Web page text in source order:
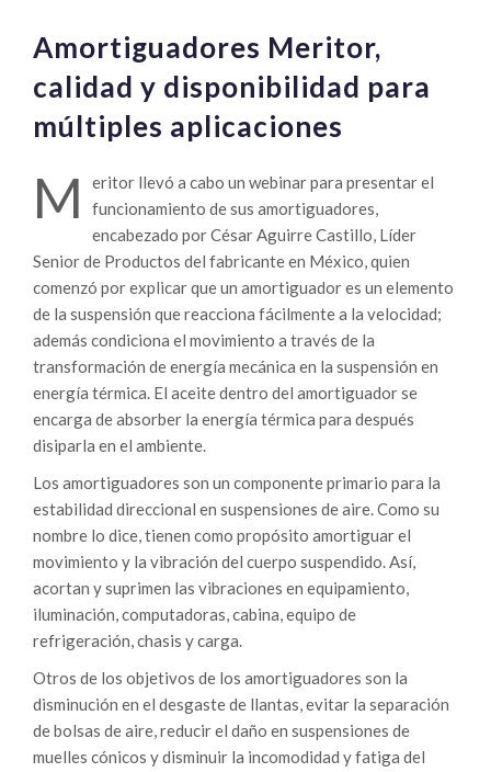
Amortiguadores Meritor,
calidad y disponibilidad para
múltiples aplicaciones
M
eritor llevó a cabo un webinar para presentar el
funcionamiento de sus amortiguadores,
encabezado por César Aguirre Castillo, Líder
Senior de Productos del fabricante en México, quien
comenzó por explicar que un amortiguador es un elemento
de la suspensión que reacciona fácilmente a la velocidad;
además condiciona el movimiento a través de la
transformación de energía mecánica en la suspensión en
energía térmica. El aceite dentro del amortiguador se
encarga de absorber la energía térmica para después
disiparla en el ambiente.
Los amortiguadores son un componente primario para la
estabilidad direccional en suspensiones de aire. Como su
nombre lo dice, tienen como propósito amortiguar el
movimiento y la vibración del cuerpo suspendido. Así,
acortan y suprimen las vibraciones en equipamiento,
iluminación, computadoras, cabina, equipo de
refrigeración, chasis y carga.
Otros de los objetivos de los amortiguadores son la
disminución en el desgaste de llantas, evitar la separación
de bolsas de aire, reducir el daño en suspensiones de
muelles cónicos y disminuir la incomodidad y fatiga del